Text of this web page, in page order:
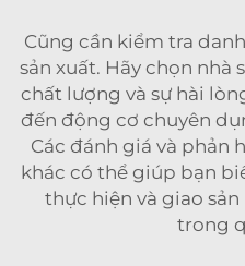
Cũng cần kiểm tra
sản xuất. Hãy chọn nhà
chất lượng và sự hài
đến động cơ chuyên
Các đánh giá và phản
khác có thể giúp bạn
thực hiện và giao
trong